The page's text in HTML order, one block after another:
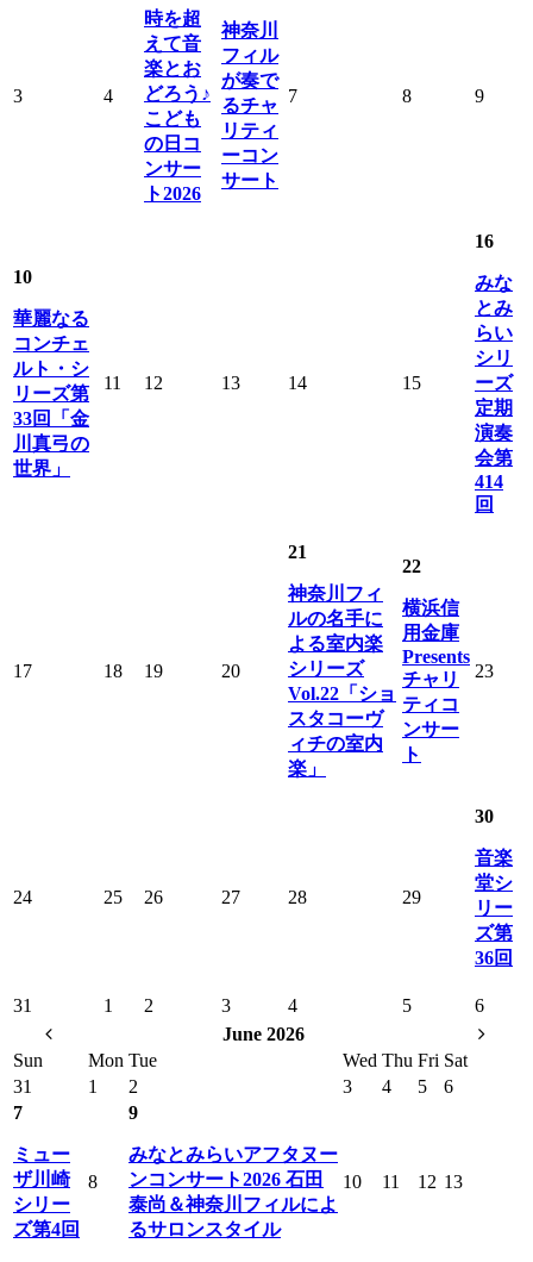
3 4
時を超
えて音
楽とお
どろう♪
こども
の日コ
ンサー
ト2026
神奈川
フィル
が奏で
るチャ
リティ
ーコン
サート
7 8 9
10
華麗なる
コンチェ
ルト・シ
リーズ第
33回「金
川真弓の
世界」
11 12 13 14 15
16
みな
とみ
らい
シリ
ーズ
定期
演奏
会第
414
回
17 18 19 20
21
神奈川フィ
ルの名手に
よる室内楽
シリーズ
Vol.22「ショ
スタコーヴ
ィチの室内
楽」
22
横浜信
用金庫
Presents
チャリ
ティコ
ンサー
ト
23
24 25 26 27 28 29
30
音楽
堂シ
リー
ズ第
36回
31 1 2 3 4 5
6
June 2026
Sun
Mon Tue Wed Thu Fri Sat
31
1 2 3 4 5
6
7
ミュー
ザ川崎
シリー
ズ第4回
8
9
みなとみらいアフタヌー
ンコンサート2026 石田
泰尚＆神奈川フィルによ
るサロンスタイル
10 11 12 13